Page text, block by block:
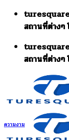
Skip turesquare
สถานที่ต่างๆ
turesquare
สถานที่ต่างๆ
ความงาม